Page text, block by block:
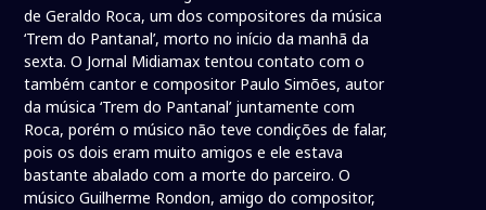
de Geraldo Roca, um dos compositores da música
‘Trem do Pantanal’, morto no início da manhã da
sexta. O Jornal Midiamax tentou contato com o
também cantor e compositor Paulo Simões, autor
da música ‘Trem do Pantanal’ juntamente com
Roca, porém o músico não teve condições de falar,
pois os dois eram muito amigos e ele estava
bastante abalado com a morte do parceiro. O
músico Guilherme Rondon, amigo do compositor,